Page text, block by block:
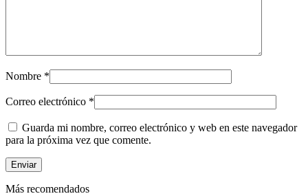
Nombre *
Correo electrónico *
Guarda mi nombre, correo electrónico y web en este navegador
para la próxima vez que comente.
Más recomendados